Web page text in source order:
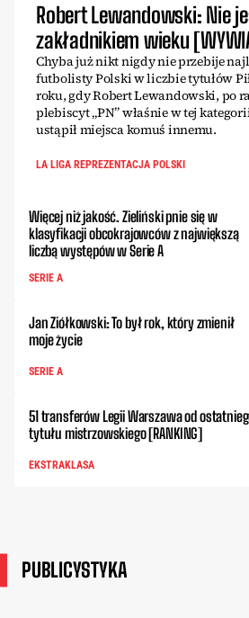
Robert Lewandowski: Nie
zakładnikiem wieku
Chyba już nikt nigdy nie przebije
futbolisty Polski w liczbie tytułów
roku, gdy Robert Lewandowski, po
plebiscyt „PN” właśnie w tej
ustąpił miejsca komuś innemu.
LA LIGA REPREZENTACJA POLSKI
Więcej niż jakość. Zieliński pnie się w
klasyfikacji obcokrajowców z największą
liczbą występów w Serie A
SERIE A
Jan Ziółkowski: To był rok, który zmienił
moje życie
SERIE A
51 transferów Legii Warszawa od
tytułu mistrzowskiego [RANKING]
EKSTRAKLASA
PUBLICYSTYKA